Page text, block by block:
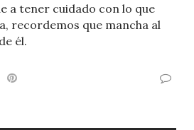
a tener cuidado con lo que
recordemos que mancha al
él.
Pinterest